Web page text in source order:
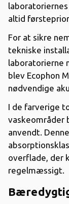
altid
For at sikre
tekniske
laboratorierne
blev Ecophon
nødvendige
I de farverige
vaskeområder
anvendt.
overflade, der
regelmæssigt.